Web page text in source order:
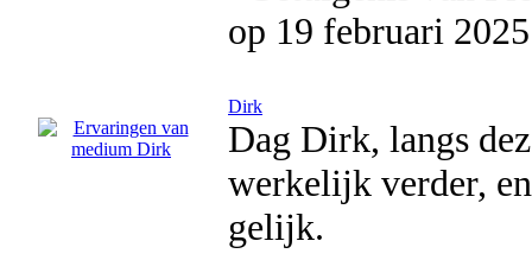
op 19 februari 2025
Dirk
Dag Dirk, langs
werkelijk verder,
gelijk.